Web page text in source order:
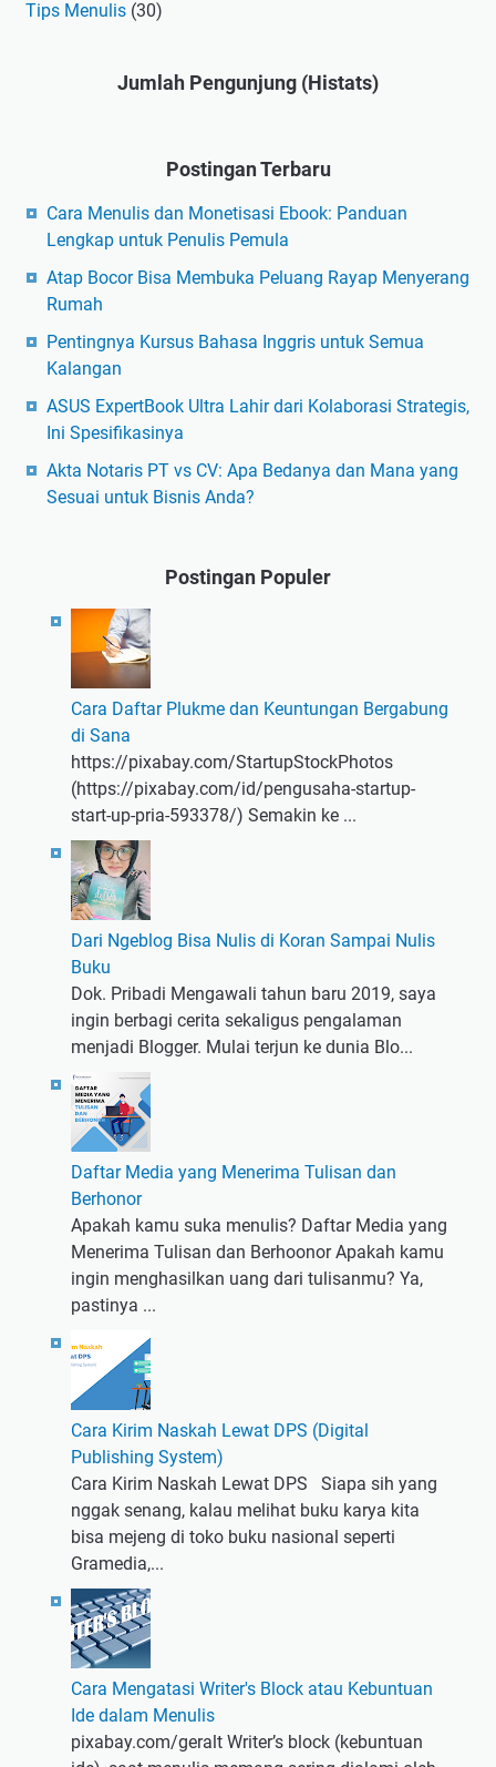
Tips Menulis (30)
Jumlah Pengunjung (Histats)
Postingan Terbaru
Cara Menulis dan Monetisasi Ebook: Panduan
Lengkap untuk Penulis Pemula
Atap Bocor Bisa Membuka Peluang Rayap Menyerang
Rumah
Pentingnya Kursus Bahasa Inggris untuk Semua
Kalangan
ASUS ExpertBook Ultra Lahir dari Kolaborasi Strategis,
Ini Spesifikasinya
Akta Notaris PT vs CV: Apa Bedanya dan Mana yang
Sesuai untuk Bisnis Anda?
Postingan Populer
Cara Daftar Plukme dan Keuntungan Bergabung
di Sana
https://pixabay.com/StartupStockPhotos
(https://pixabay.com/id/pengusaha-startup-
start-up-pria-593378/) Semakin ke ...
Dari Ngeblog Bisa Nulis di Koran Sampai Nulis
Buku
Dok. Pribadi Mengawali tahun baru 2019, saya
ingin berbagi cerita sekaligus pengalaman
menjadi Blogger. Mulai terjun ke dunia Blo...
Daftar Media yang Menerima Tulisan dan
Berhonor
Apakah kamu suka menulis? Daftar Media yang
Menerima Tulisan dan Berhoonor Apakah kamu
ingin menghasilkan uang dari tulisanmu? Ya,
pastinya ...
Cara Kirim Naskah Lewat DPS (Digital
Publishing System)
Cara Kirim Naskah Lewat DPS Siapa sih yang
nggak senang, kalau melihat buku karya kita
bisa mejeng di toko buku nasional seperti
Gramedia,...
Cara Mengatasi Writer's Block atau Kebuntuan
Ide dalam Menulis
pixabay.com/geralt Writer’s block (kebuntuan